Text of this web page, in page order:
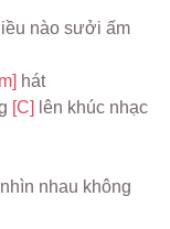
nào sưởi ấm
hát
[C] lên khúc nhạc
nhau không